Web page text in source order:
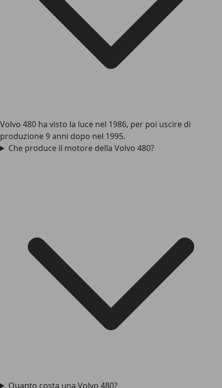
Volvo 480 ha visto la luce nel 1986, per poi uscire di
produzione 9 anni dopo nel 1995.
Che produce il motore della Volvo 480?
Quanto costa una Volvo 480?